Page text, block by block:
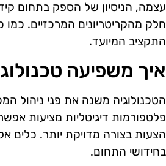
עצמה, הניסיון של הספק בתחום
חלק מהקריטריונים המרכזיים.
התקציב המיועד.
איך משפיעה
הטכנולוגיה משנה את פני ניהול
פלטפורמות דיגיטליות מציעות
הצעות בצורה מדויקת יותר. כלים
בחידושי התחום.